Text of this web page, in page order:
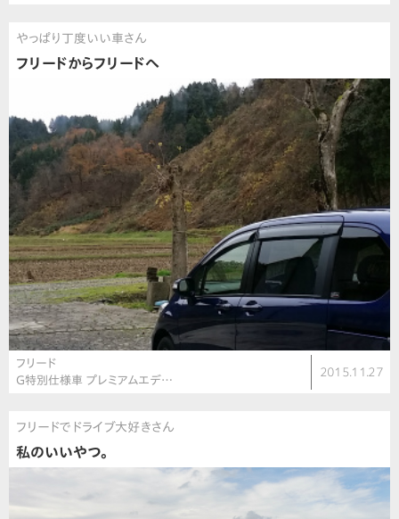
やっぱり丁度いい車さん
フリードからフリードへ
フリード
G特別仕様車 プレミアムエデ…
2015.11.27
フリードでドライブ大好きさん
私のいいやつ。